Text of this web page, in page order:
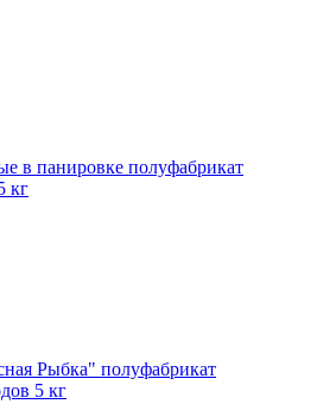
в панировке полуфабрикат
кг
Рыбка" полуфабрикат
5 кг